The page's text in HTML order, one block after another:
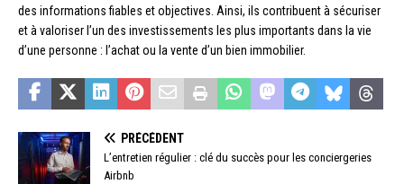
des informations fiables et objectives. Ainsi, ils contribuent à sécuriser
et à valoriser l’un des investissements les plus importants dans la vie
d’une personne : l’achat ou la vente d’un bien immobilier.
PRÉCÉDENT
L’entretien régulier : clé du succès pour les conciergeries
Airbnb